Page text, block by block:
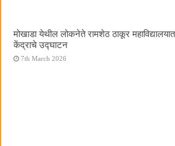
मोखाडा येथील लोकनेते रामशेठ ठाकूर
केंद्राचे उद्घाटन
7th March 2026